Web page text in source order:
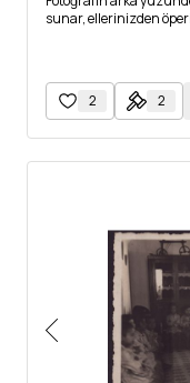
sunar, ellerinizden
2 2